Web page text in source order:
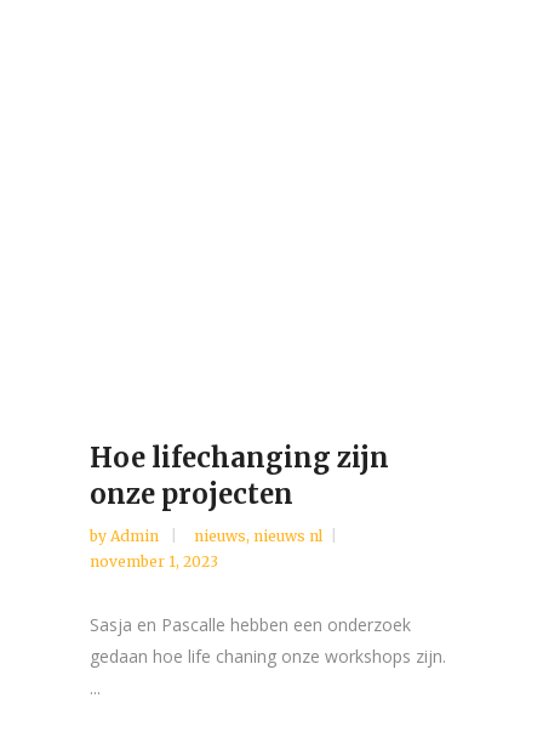
Hoe lifechanging zijn
onze projecten
by Admin nieuws, nieuws nl
november 1, 2023
Sasja en Pascalle hebben een onderzoek
gedaan hoe life chaning onze workshops zijn.
...